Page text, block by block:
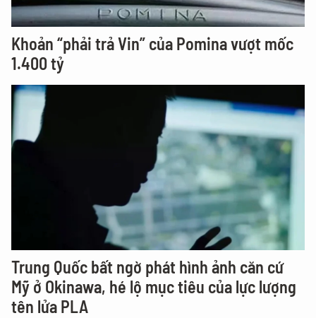
Khoản “phải trả Vin” của Pomina vượt mốc
1.400 tỷ
Trung Quốc bất ngờ phát hình ảnh căn cứ
Mỹ ở Okinawa, hé lộ mục tiêu của lực lượng
tên lửa PLA